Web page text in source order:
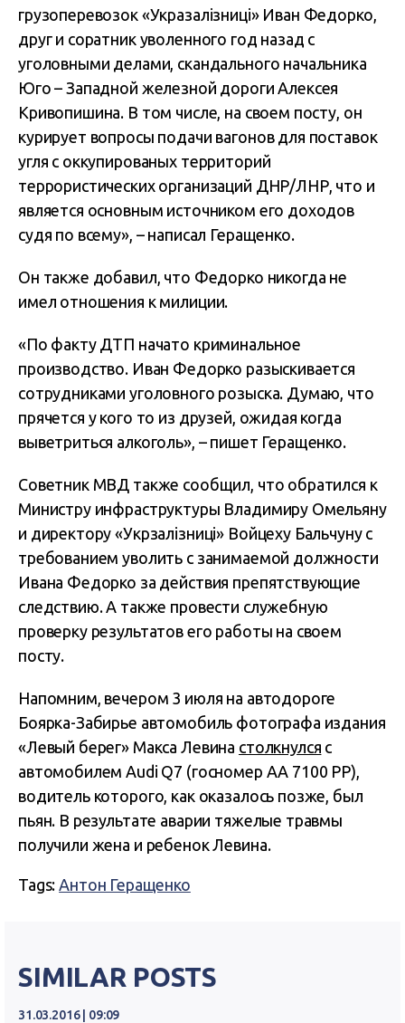
грузоперевозок «Укразалізниці» Иван Федорко,
друг и соратник уволенного год назад с
уголовными делами, скандального начальника
Юго – Западной железной дороги Алексея
Кривопишина. В том числе, на своем посту, он
курирует вопросы подачи вагонов для поставок
угля с оккупированых территорий
террористических организаций ДНР/ЛНР, что и
является основным источником его доходов
судя по всему», – написал Геращенко.
Он также добавил, что Федорко никогда не
имел отношения к милиции.
«По факту ДТП начато криминальное
производство. Иван Федорко разыскивается
сотрудниками уголовного розыска. Думаю, что
прячется у кого то из друзей, ожидая когда
выветриться алкоголь», – пишет Геращенко.
Советник МВД также сообщил, что обратился к
Министру инфраструктуры Владимиру Омельяну
и директору «Укрзалізниці» Войцеху Бальчуну с
требованием уволить с занимаемой должности
Ивана Федорко за действия препятствующие
следствию. А также провести служебную
проверку результатов его работы на своем
посту.
Напомним, вечером 3 июля на автодороге
Боярка-Забирье автомобиль фотографа издания
«Левый берег» Макса Левина столкнулся с
автомобилем Audi Q7 (госномер АА 7100 РР),
водитель которого, как оказалось позже, был
пьян. В результате аварии тяжелые травмы
получили жена и ребенок Левина.
Tags:Антон Геращенко
SIMILAR POSTS
31.03.2016 | 09:09